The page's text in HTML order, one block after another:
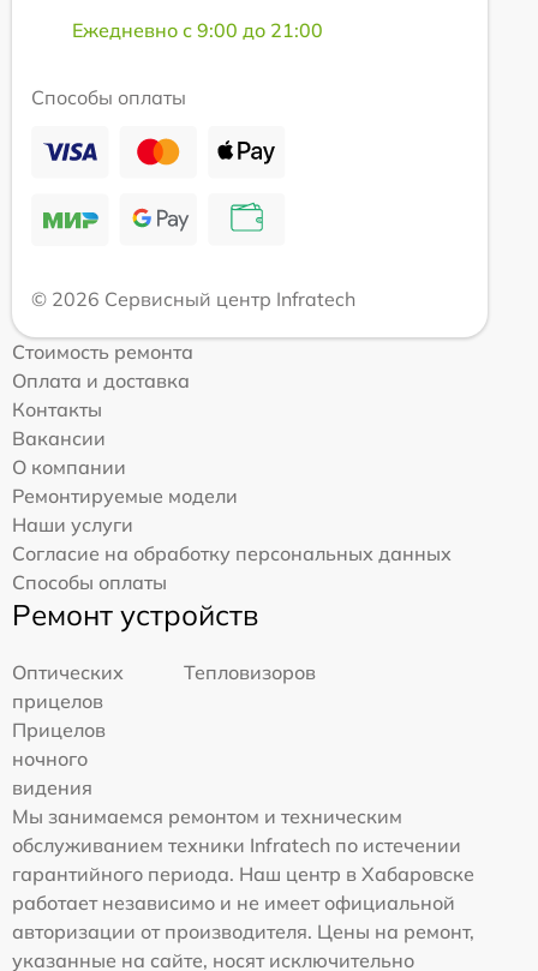
Ежедневно с 9:00 до 21:00
Способы оплаты
© 2026 Сервисный центр Infratech
Стоимость ремонта
Оплата и доставка
Контакты
Вакансии
О компании
Ремонтируемые модели
Наши услуги
Согласие на обработку персональных данных
Способы оплаты
Ремонт устройств
Оптических
прицелов
Тепловизоров
Прицелов
ночного
видения
Мы занимаемся ремонтом и техническим
обслуживанием техники Infratech по истечении
гарантийного периода. Наш центр в Хабаровске
работает независимо и не имеет официальной
авторизации от производителя. Цены на ремонт,
указанные на сайте, носят исключительно